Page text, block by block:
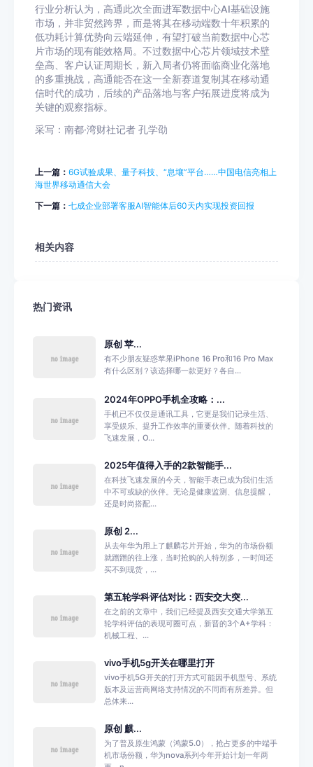
行业分析认为，高通此次全面进军数据中心AI基础设施
市场，并非贸然跨界，而是将其在移动端数十年积累的
低功耗计算优势向云端延伸，有望打破当前数据中心芯
片市场的现有能效格局。不过数据中心芯片领域技术壁
垒高、客户认证周期长，新入局者仍将面临商业化落地
的多重挑战，高通能否在这一全新赛道复制其在移动通
信时代的成功，后续的产品落地与客户拓展进度将成为
关键的观察指标。
采写：南都·湾财社记者 孔学劭
上一篇： 6G试验成果、量子科技、“息壤”平台……中国电信亮相上
海世界移动通信大会
下一篇： 七成企业部署客服AI智能体后60天内实现投资回报
相关内容
热门资讯
原创 苹...
有不少朋友疑惑苹果iPhone 16 Pro和16 Pro Max
有什么区别？该选择哪一款更好？各自...
2024年OPPO手机全攻略：...
手机已不仅仅是通讯工具，它更是我们记录生活、
享受娱乐、提升工作效率的重要伙伴。随着科技的
飞速发展，O...
2025年值得入手的2款智能手...
在科技飞速发展的今天，智能手表已成为我们生活
中不可或缺的伙伴。无论是健康监测、信息提醒，
还是时尚搭配...
原创 2...
从去年华为用上了麒麟芯片开始，华为的市场份额
就蹭蹭的往上涨，当时抢购的人特别多，一时间还
买不到现货，...
第五轮学科评估对比：西安交大突...
在之前的文章中，我们已经提及西安交通大学第五
轮学科评估的表现可圈可点，新晋的3个A+学科：
机械工程、...
vivo手机5g开关在哪里打开
vivo手机5G开关的打开方式可能因手机型号、系统
版本及运营商网络支持情况的不同而有所差异。但
总体来...
原创 麒...
为了普及原生鸿蒙（鸿蒙5.0），抢占更多的中端手
机市场份额，华为nova系列今年开始计划一年两